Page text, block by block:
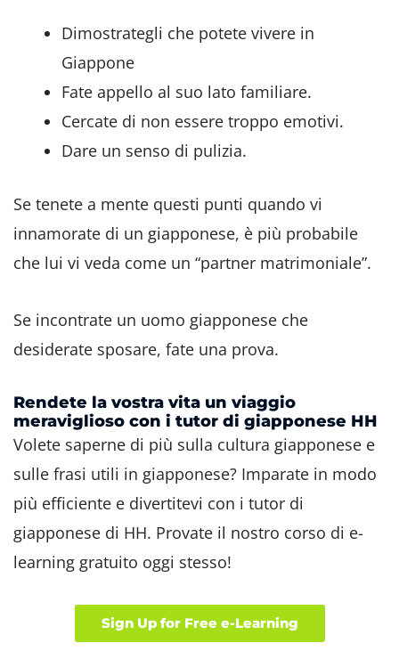
Dimostrategli che potete vivere in
Giappone
Fate appello al suo lato familiare.
Cercate di non essere troppo emotivi.
Dare un senso di pulizia.
Se tenete a mente questi punti quando vi
innamorate di un giapponese, è più probabile
che lui vi veda come un “partner matrimoniale”.
Se incontrate un uomo giapponese che
desiderate sposare, fate una prova.
Rendete la vostra vita un viaggio
meraviglioso con i tutor di giapponese HH
Volete saperne di più sulla cultura giapponese e
sulle frasi utili in giapponese? Imparate in modo
più efficiente e divertitevi con i tutor di
giapponese di HH. Provate il nostro corso di e-
learning gratuito oggi stesso!
Sign Up for Free e-Learning